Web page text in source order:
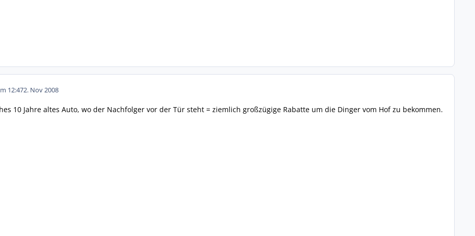
12:472. Nov 2008
10 Jahre altes Auto, wo der Nachfolger vor der Tür steht = ziemlich großzügige Rabatte um die Dinger vom Hof zu bekommen.